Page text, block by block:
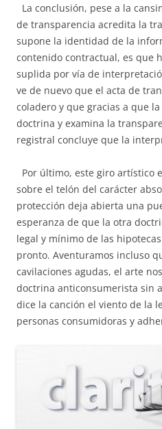
La conclusión, pese a la
de transparencia acredita la
supone la identidad de la
contenido contractual, es que
suplida por vía de
ve de nuevo que el acta de
coladero y que gracias a que la
doctrina y examina la
registral concluye que la
Por último, este giro artístico
sobre el telón del carácter
protección deja abierta una
esperanza de que la otra
legal y mínimo de las
pronto. Aventuramos incluso
cavilaciones agudas, el arte
doctrina anticonsumerista sin
dice la canción el viento de la
personas consumidoras y